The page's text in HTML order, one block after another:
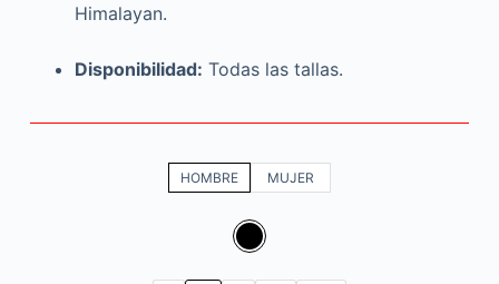
Himalayan.
Disponibilidad: Todas las tallas.
HOMBRE MUJER